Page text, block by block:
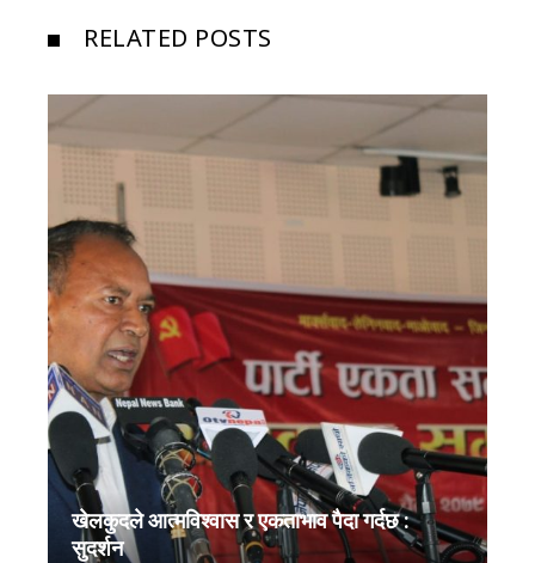
RELATED POSTS
खेलकुदले आत्मविश्वास र एकताभाव पैदा गर्दछ :
सुदर्शन